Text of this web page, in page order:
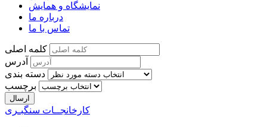
نمایشگاه و همایش
درباره ما
تماس با ما
کلمه اصلی
آدرس
دسته بندی
برچسب
کارخانجــات سنگبـری